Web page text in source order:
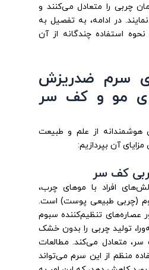
چربی را متعادل می‌کنند و
در ادامه، به تفصیل به
استفاده چندگانه از آن
سرم ضدریزش
مو و کف سر
هوشمندانه از علم و طبیعت
آن بپردازیم:
افراد با موهای چرب،
(چربی طبیعی پوست) است.
عصاره‌های تنظیم‌کننده سبوم
تولید چربی را بدون خشک
متعادل می‌کند. مطالعات
منظم از این سرم می‌تواند